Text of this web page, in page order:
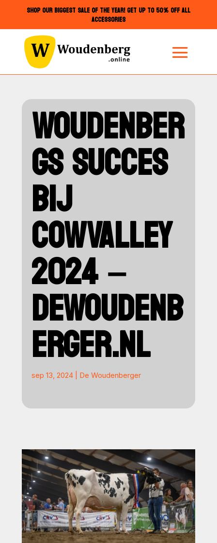
SHOP OUR BIGGEST SALE OF THE YEAR! GET UP TO 50% OFF ALL
ACCESSORIES
WOUDENBER
GS SUCCES
BIJ
COWVALLEY
2024 –
DEWOUDENB
ERGER.NL
sep 13, 2024| De Woudenberger